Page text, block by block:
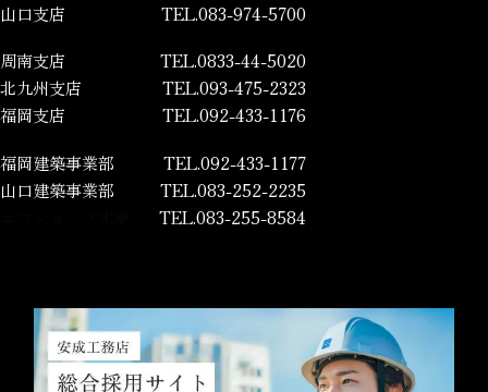
山口支店
TEL.083-974-5700
周南支店
TEL.0833-44-5020
北九州支店
TEL.093-475-2323
福岡支店
TEL.092-433-1176
福岡建築事業部
TEL.092-433-1177
山口建築事業部
TEL.083-252-2235
TEL.083-255-8584